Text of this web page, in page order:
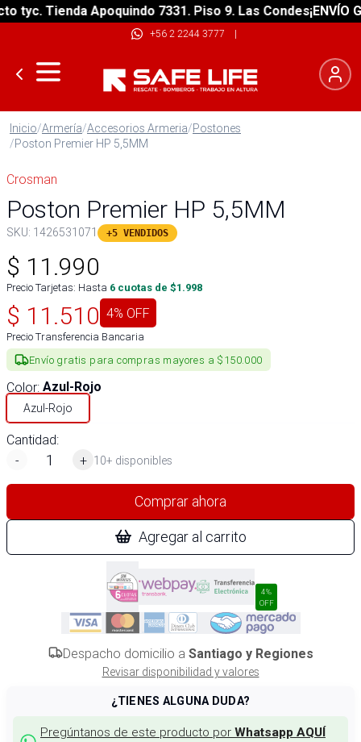
tyc. Tienda Apoquindo 7331. Piso 9. Las Condes¡ENVÍO
+56 2 2244 3777 |
Inicio/Armería/Accesorios Armeria/Postones
/Poston Premier HP 5,5MM
Crosman
Poston Premier HP 5,5MM
SKU: 1426531071 +5 VENDIDOS
$ 11.990
Precio Tarjetas: Hasta 6 cuotas de $1.998
$ 11.510 4% OFF
Precio Transferencia Bancaria
Envío gratis para compras mayores a $150.000
Color: Azul-Rojo
Azul-Rojo
Cantidad:
-
+ 10+ disponibles
Comprar ahora
Agregar al carrito
4%
OFF
Despacho domicilio a Santiago y Regiones
Revisar disponibilidad y valores
¿TIENES ALGUNA DUDA?
Pregúntanos de este producto por Whatsapp AQUÍ